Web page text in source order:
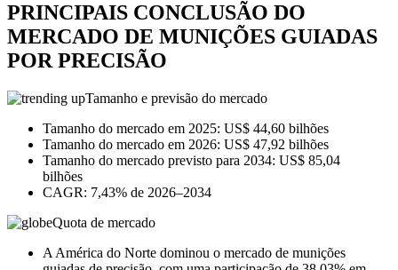
PRINCIPAIS CONCLUSÃO DO
MERCADO DE MUNIÇÕES GUIADAS
POR PRECISÃO
Tamanho e previsão do mercado
Tamanho do mercado em 2025: US$ 44,60 bilhões
Tamanho do mercado em 2026: US$ 47,92 bilhões
Tamanho do mercado previsto para 2034: US$ 85,04
bilhões
CAGR: 7,43% de 2026–2034
Quota de mercado
A América do Norte dominou o mercado de munições